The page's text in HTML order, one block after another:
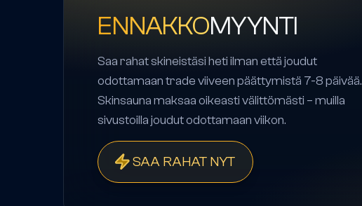
ENNAKKOMYYNTI
Saa rahat skineistäsi heti ilman että joudut
odottamaan trade viiveen päättymistä 7-8 päivää.
Skinsauna maksaa oikeasti välittömästi – muilla
sivustoilla joudut odottamaan viikon.
SAA RAHAT NYT